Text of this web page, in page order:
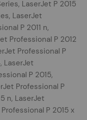
LaserJet P 2015
LaserJet
P 2011 n,
Professional P 2012
Professional P
LaserJet
P 2015,
Professional P
n, LaserJet
P 2015 x